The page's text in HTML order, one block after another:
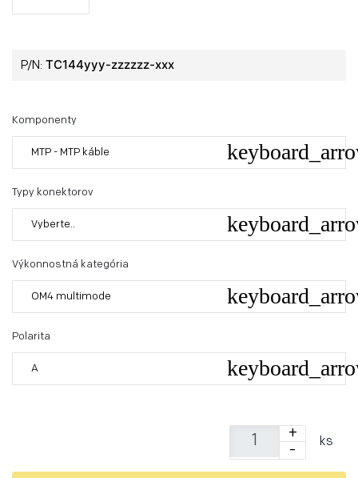
P/N: TC144yyy-zzzzzz-xxx
Komponenty
MTP - MTP káble
Typy konektorov
Vyberte..
Výkonnostná kategória
OM4 multimode
Polarita
A
+
-
ks